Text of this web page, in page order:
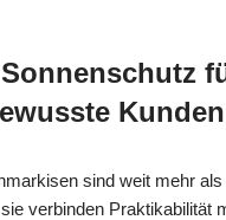
Kunden
sind weit mehr
verbinden Praktikabilität